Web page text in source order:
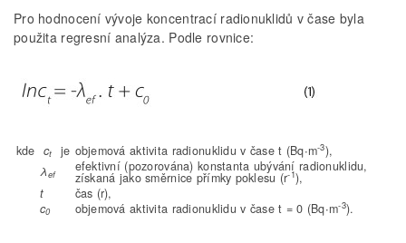
Pro hodnocení vývoje koncentrací radionuklidů v čase byla
použita regresní analýza. Podle rovnice:
kde ct je objemová aktivita radionuklidu v čase t (Bq∙m-3),
λef
efektivní (pozorována) konstanta ubývání radionuklidu,
získaná jako směrnice přímky poklesu (r-1),
t
čas (r),
c0 objemová aktivita radionuklidu v čase t = 0 (Bq∙m-3).